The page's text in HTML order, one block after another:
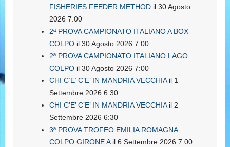
FISHERIES FEEDER METHOD il 30 Agosto
2026 7:00
2ª PROVA CAMPIONATO ITALIANO A BOX
COLPO il 30 Agosto 2026 7:00
2ª PROVA CAMPIONATO ITALIANO LAGO
COLPO il 30 Agosto 2026 7:00
CHI C’E’ C’E’ IN MANDRIA VECCHIAil 1
Settembre 2026 6:30
CHI C’E’ C’E’ IN MANDRIA VECCHIAil 2
Settembre 2026 6:30
3ª PROVA TROFEO EMILIA ROMAGNA
COLPO GIRONE Ail 6 Settembre 2026 7:00